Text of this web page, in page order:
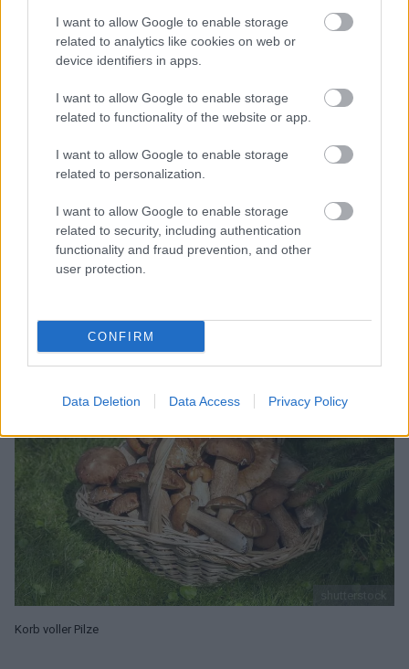
I want to allow Google to enable storage
related to analytics like cookies on web or
device identifiers in apps.
I want to allow Google to enable storage
related to functionality of the website or app.
I want to allow Google to enable storage
related to personalization.
I want to allow Google to enable storage
related to security, including authentication
functionality and fraud prevention, and other
user protection.
CONFIRM
Data Deletion Data Access Privacy Policy
Lies den nächsten Text von der
Kategorie:GESUNDHEIT
Pilzvergiftung - wann Sie Hilfe
rufen sollten
Gesundheit
06-09-2021, Mgr inż. Edyta Żyromska
Korb voller Pilze